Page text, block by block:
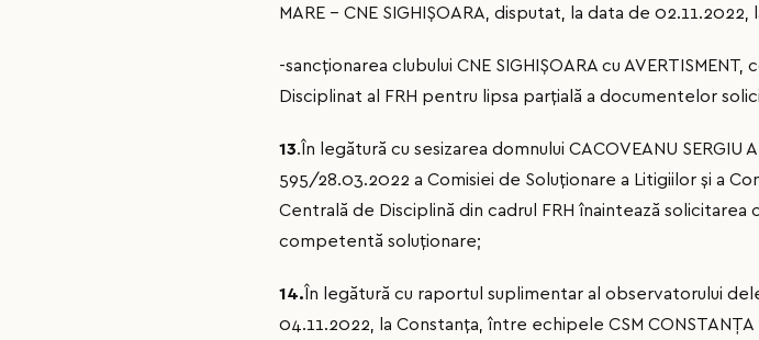
MARE – CNE SIGHIŞOARA, disputat, la data de
-sancţionarea clubului CNE SIGHIŞOARA cu
Disciplinat al FRH pentru lipsa parţială a documentelor
13.În legătură cu sesizarea domnului CACOVEANU
595/28.03.2022 a Comisiei de Soluționare a Litigiilor și a
Centrală de Disciplină din cadrul FRH înaintează
competentă soluţionare;
14. În legătură cu raportul suplimentar al observatorului
04.11.2022, la Constanţa, între echipele CSM